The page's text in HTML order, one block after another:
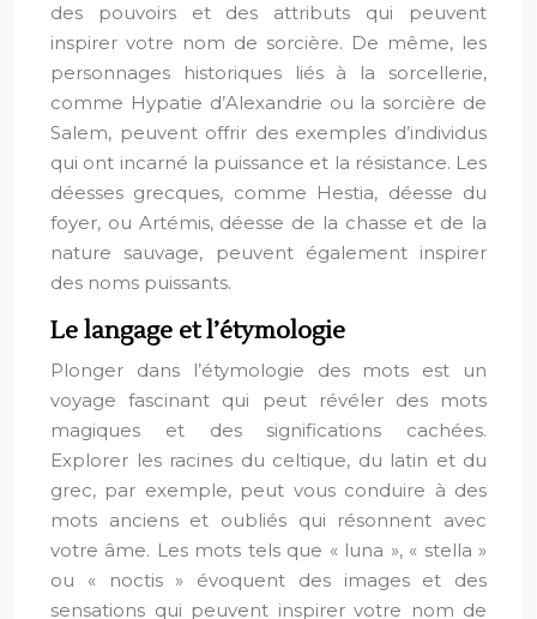
des pouvoirs et des attributs qui peuvent
inspirer votre nom de sorcière. De même, les
personnages historiques liés à la sorcellerie,
comme Hypatie d’Alexandrie ou la sorcière de
Salem, peuvent offrir des exemples d’individus
qui ont incarné la puissance et la résistance. Les
déesses grecques, comme Hestia, déesse du
foyer, ou Artémis, déesse de la chasse et de la
nature sauvage, peuvent également inspirer
des noms puissants.
Le langage et l’étymologie
Plonger dans l’étymologie des mots est un
voyage fascinant qui peut révéler des mots
magiques et des significations cachées.
Explorer les racines du celtique, du latin et du
grec, par exemple, peut vous conduire à des
mots anciens et oubliés qui résonnent avec
votre âme. Les mots tels que « luna », « stella »
ou « noctis » évoquent des images et des
sensations qui peuvent inspirer votre nom de